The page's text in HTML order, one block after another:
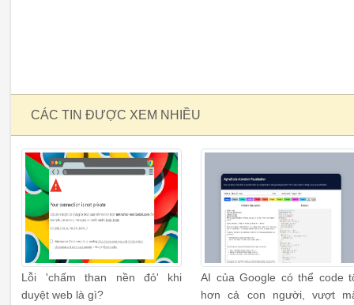
CÁC TIN ĐƯỢC XEM NHIỀU
Lỗi 'chấm than nền đỏ' khi
duyệt web là gì?
AI của Google có thể code
hơn cả con người, vượt